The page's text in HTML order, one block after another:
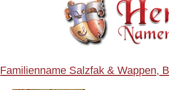
Familienname Salzfak & Wappen,